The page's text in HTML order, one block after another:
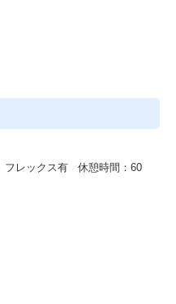
フレックス有 休憩時間：60